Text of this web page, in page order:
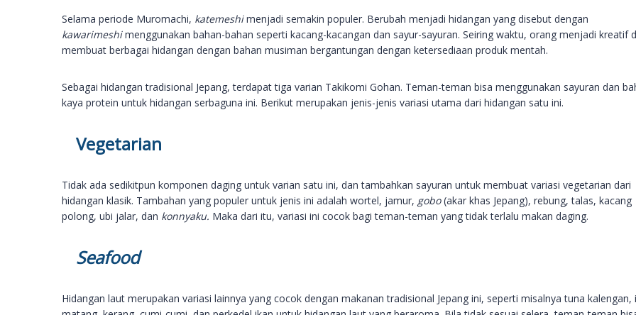
Selama periode Muromachi, katemeshimenjadi semakin populer. Berubah menjadi hidangan yang disebut dengan
kawarimeshimenggunakan bahan-bahan seperti kacang-kacangan dan sayur-sayuran. Seiring waktu, orang menjadi kreatif
membuat berbagai hidangan dengan bahan musiman bergantungan dengan ketersediaan produk mentah.
Sebagai hidangan tradisional Jepang, terdapat tiga varian Takikomi Gohan. Teman-teman bisa menggunakan sayuran dan
kaya protein untuk hidangan serbaguna ini. Berikut merupakan jenis-jenis variasi utama dari hidangan satu ini.
Vegetarian
Tidak ada sedikitpun komponen daging untuk varian satu ini, dan tambahkan sayuran untuk membuat variasi vegetarian dari
hidangan klasik. Tambahan yang populer untuk jenis ini adalah wortel, jamur, gobo(akar khas Jepang), rebung, talas, kacang
polong, ubi jalar, dan konnyaku. Maka dari itu, variasi ini cocok bagi teman-teman yang tidak terlalu makan daging.
Seafood
Hidangan laut merupakan variasi lainnya yang cocok dengan makanan tradisional Jepang ini, seperti misalnya tuna kalengan,